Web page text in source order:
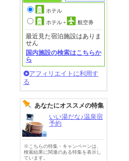
ホテル
ホテル+ 航空券
最近見た宿泊施設はありま
せん
国内施設の検索はこちらか
ら
アフィリエイトに利用す
る
あなたにオススメの特集
いい湯だな♪温泉宿
予約
※こちらの特集・キャンペーンは、
検索結果に関連のある特集を表示し
ています。